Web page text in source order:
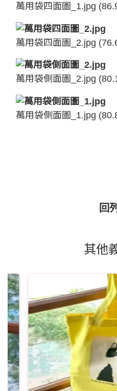
萬用袋四面圖_1.jpg
萬用袋四面圖_2.jpg
萬用袋側面圖_2.jpg
萬用袋側面圖_1.jpg
回
其他